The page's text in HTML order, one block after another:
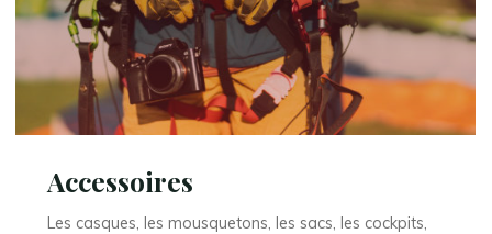
Accessoires
Les casques, les mousquetons, les sacs, les cockpits,